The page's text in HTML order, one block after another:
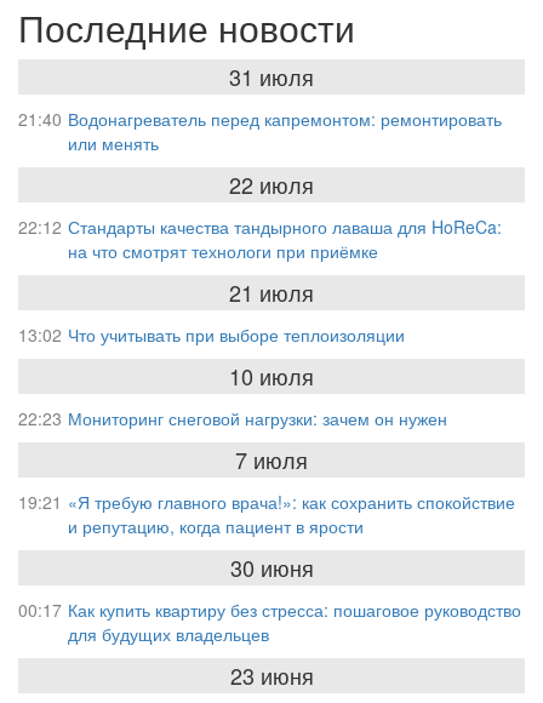
Последние новости
31 июля
21:40 Водонагреватель перед капремонтом: ремонтировать
или менять
22 июля
22:12 Стандарты качества тандырного лаваша для HoReCa:
на что смотрят технологи при приёмке
21 июля
13:02 Что учитывать при выборе теплоизоляции
10 июля
22:23 Мониторинг снеговой нагрузки: зачем он нужен
7 июля
19:21 «Я требую главного врача!»: как сохранить спокойствие
и репутацию, когда пациент в ярости
30 июня
00:17 Как купить квартиру без стресса: пошаговое руководство
для будущих владельцев
23 июня